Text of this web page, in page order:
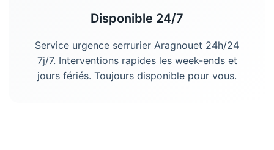
Disponible 24/7
Service urgence serrurier Aragnouet 24h/24
7j/7. Interventions rapides les week-ends et
jours fériés. Toujours disponible pour vous.